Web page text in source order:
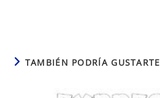
TAMBIÉN PODRÍA GUSTARTE